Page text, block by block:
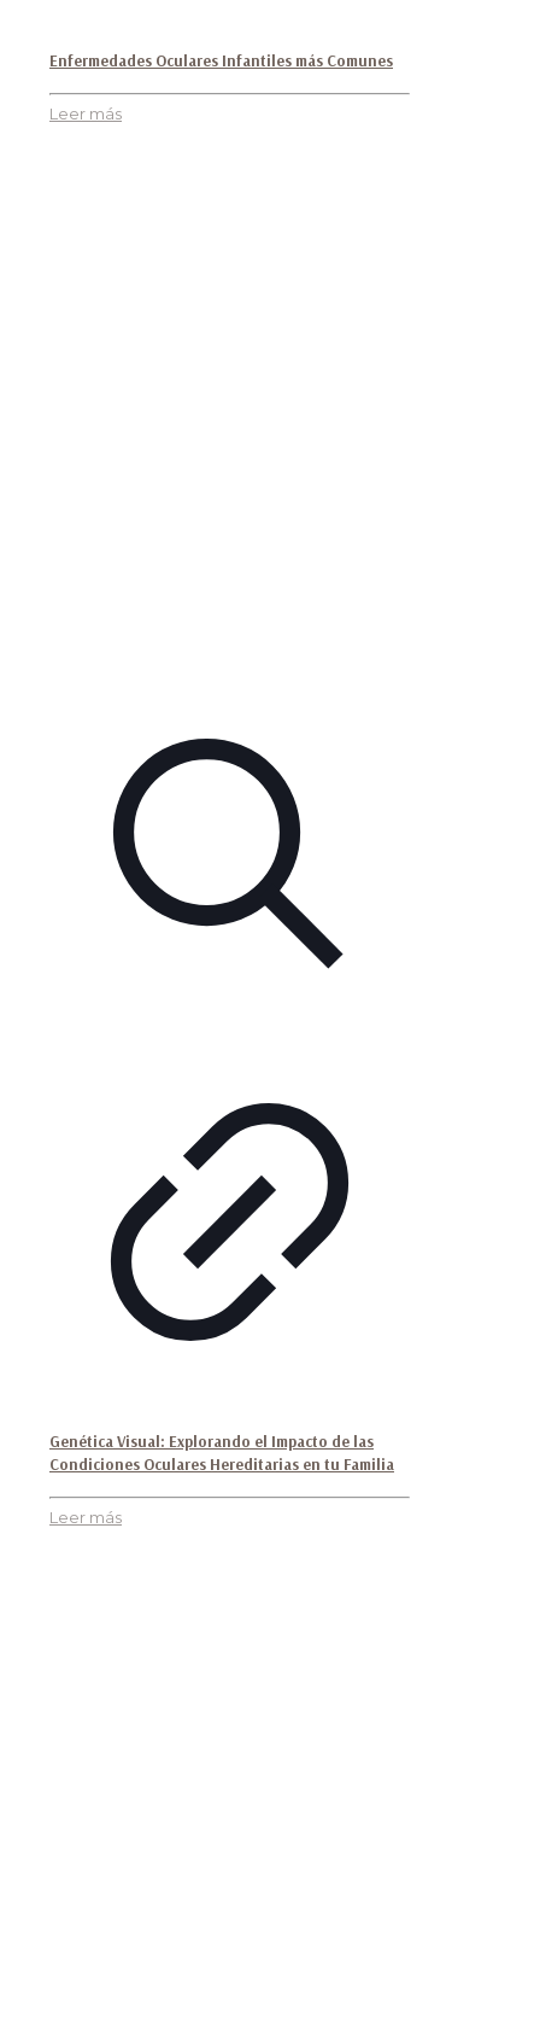
Enfermedades Oculares Infantiles más Comunes
Leer más
Genética Visual: Explorando el Impacto de las
Condiciones Oculares Hereditarias en tu Familia
Leer más